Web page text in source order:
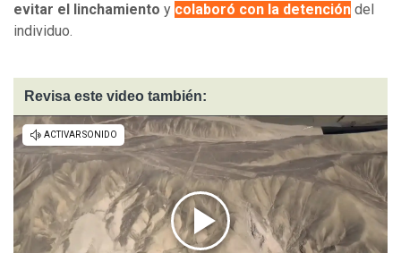
evitar el linchamiento y colaboró con la detención del
individuo.
Revisa este video también: